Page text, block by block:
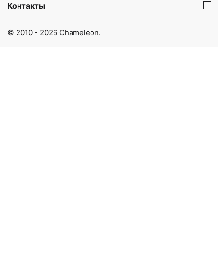
Контакты
© 2010 - 2026 Chameleon.